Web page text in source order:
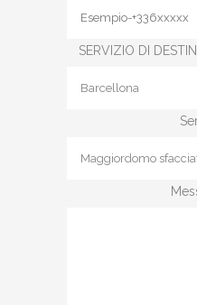
SERVIZIO DI